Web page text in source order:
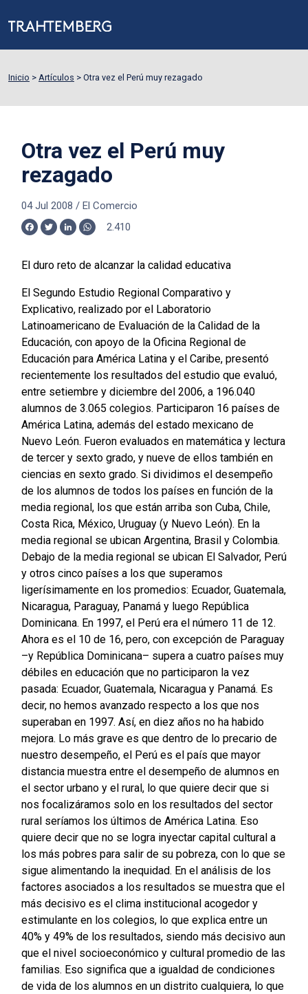
Inicio > Artículos > Otra vez el Perú muy rezagado
Otra vez el Perú muy
rezagado
04 Jul 2008 / El Comercio
Facebook
TwitterLinkedInWhatsApp
2.410
El duro reto de alcanzar la calidad educativa
El Segundo Estudio Regional Comparativo y
Explicativo, realizado por el Laboratorio
Latinoamericano de Evaluación de la Calidad de la
Educación, con apoyo de la Oficina Regional de
Educación para América Latina y el Caribe, presentó
recientemente los resultados del estudio que evaluó,
entre setiembre y diciembre del 2006, a 196.040
alumnos de 3.065 colegios. Participaron 16 países de
América Latina, además del estado mexicano de
Nuevo León. Fueron evaluados en matemática y lectura
de tercer y sexto grado, y nueve de ellos también en
ciencias en sexto grado. Si dividimos el desempeño
de los alumnos de todos los países en función de la
media regional, los que están arriba son Cuba, Chile,
Costa Rica, México, Uruguay (y Nuevo León). En la
media regional se ubican Argentina, Brasil y Colombia.
Debajo de la media regional se ubican El Salvador, Perú
y otros cinco países a los que superamos
ligerísimamente en los promedios: Ecuador, Guatemala,
Nicaragua, Paraguay, Panamá y luego República
Dominicana. En 1997, el Perú era el número 11 de 12.
Ahora es el 10 de 16, pero, con excepción de Paraguay
–y República Dominicana– supera a cuatro países muy
débiles en educación que no participaron la vez
pasada: Ecuador, Guatemala, Nicaragua y Panamá. Es
decir, no hemos avanzado respecto a los que nos
superaban en 1997. Así, en diez años no ha habido
mejora. Lo más grave es que dentro de lo precario de
nuestro desempeño, el Perú es el país que mayor
distancia muestra entre el desempeño de alumnos en
el sector urbano y el rural, lo que quiere decir que si
nos focalizáramos solo en los resultados del sector
rural seríamos los últimos de América Latina. Eso
quiere decir que no se logra inyectar capital cultural a
los más pobres para salir de su pobreza, con lo que se
sigue alimentando la inequidad. En el análisis de los
factores asociados a los resultados se muestra que el
más decisivo es el clima institucional acogedor y
estimulante en los colegios, lo que explica entre un
40% y 49% de los resultados, siendo más decisivo aun
que el nivel socioeconómico y cultural promedio de las
familias. Eso significa que a igualdad de condiciones
de vida de los alumnos en un distrito cualquiera, lo que